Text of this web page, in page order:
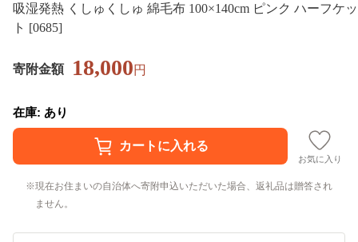
吸湿発熱 くしゅくしゅ 綿毛布 100×140cm ピンク ハーフケッ
ト [0685]
寄附金額 18,000円
在庫: あり
お気に入り
現在お住まいの自治体へ寄附申込いただいた場合、返礼品は贈答され
ません。